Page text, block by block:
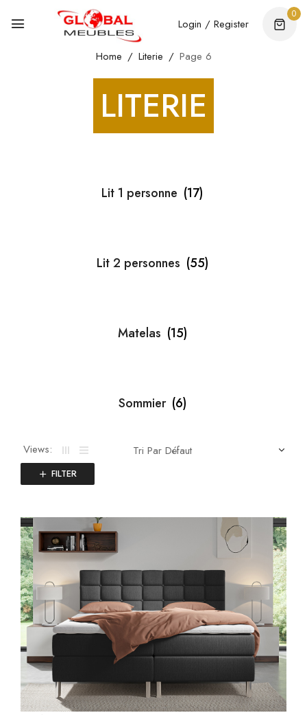
Login / Register
0
LITERIE
Home Literie Page 6
Lit 1 personne (17)
Lit 2 personnes (55)
Matelas (15)
Sommier (6)
Views:
FILTER